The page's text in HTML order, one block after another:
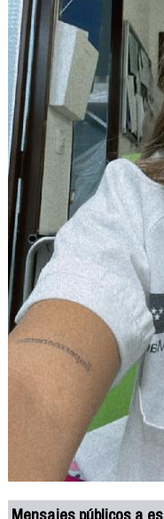
Mensajes públicos a